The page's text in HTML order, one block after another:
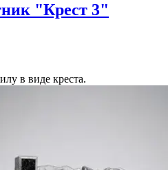
"Крест 3"
в виде креста.